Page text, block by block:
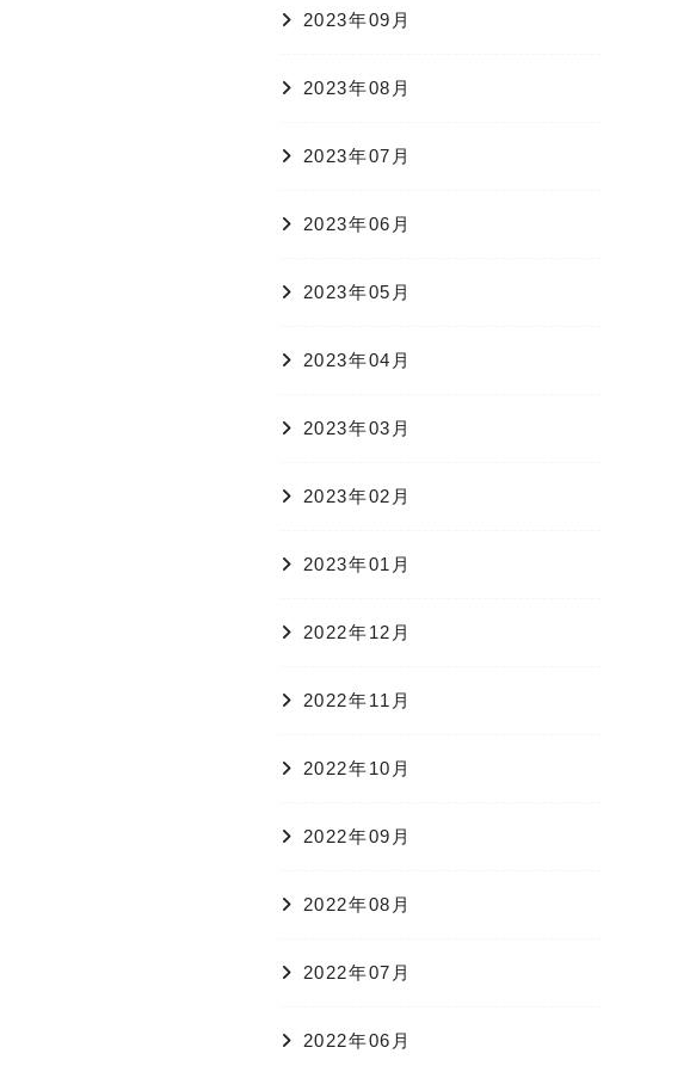
2023年09月
2023年08月
2023年07月
2023年06月
2023年05月
2023年04月
2023年03月
2023年02月
2023年01月
2022年12月
2022年11月
2022年10月
2022年09月
2022年08月
2022年07月
2022年06月